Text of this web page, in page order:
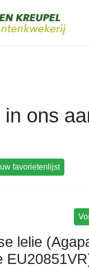
in ons
lelie